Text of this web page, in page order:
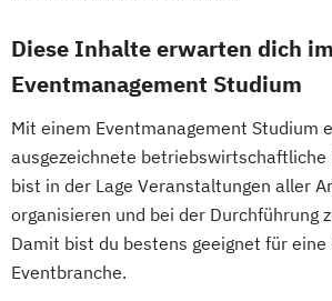
Diese Inhalte erwarten dich im
Eventmanagement Studium
Mit einem Eventmanagement Studium
ausgezeichnete betriebswirtschaftliche
bist in der Lage Veranstaltungen aller
organisieren und bei der Durchführung
Damit bist du bestens geeignet für
Eventbranche.